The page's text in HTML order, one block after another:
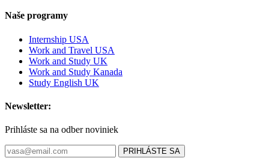
Naše programy
Internship USA
Work and Travel USA
Work and Study UK
Work and Study Kanada
Study English UK
Newsletter:
Prihláste sa na odber noviniek
PRIHLÁSTE SA